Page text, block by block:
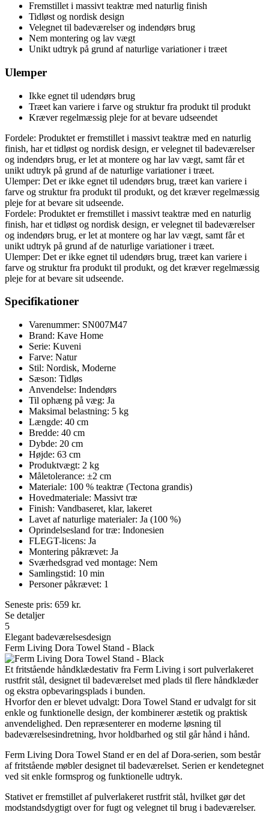
Fremstillet i massivt teaktræ med naturlig finish
Tidløst og nordisk design
Velegnet til badeværelser og indendørs brug
Nem montering og lav vægt
Unikt udtryk på grund af naturlige variationer i træet
Ulemper
Ikke egnet til udendørs brug
Træet kan variere i farve og struktur fra produkt til produkt
Kræver regelmæssig pleje for at bevare udseendet
Fordele: Produktet er fremstillet i massivt teaktræ med en naturlig
finish, har et tidløst og nordisk design, er velegnet til badeværelser
og indendørs brug, er let at montere og har lav vægt, samt får et
unikt udtryk på grund af de naturlige variationer i træet.
Ulemper: Det er ikke egnet til udendørs brug, træet kan variere i
farve og struktur fra produkt til produkt, og det kræver regelmæssig
pleje for at bevare sit udseende.
Fordele: Produktet er fremstillet i massivt teaktræ med en naturlig
finish, har et tidløst og nordisk design, er velegnet til badeværelser
og indendørs brug, er let at montere og har lav vægt, samt får et
unikt udtryk på grund af de naturlige variationer i træet.
Ulemper: Det er ikke egnet til udendørs brug, træet kan variere i
farve og struktur fra produkt til produkt, og det kræver regelmæssig
pleje for at bevare sit udseende.
Specifikationer
Varenummer: SN007M47
Brand: Kave Home
Serie: Kuveni
Farve: Natur
Stil: Nordisk, Moderne
Sæson: Tidløs
Anvendelse: Indendørs
Til ophæng på væg: Ja
Maksimal belastning: 5 kg
Længde: 40 cm
Bredde: 40 cm
Dybde: 20 cm
Højde: 63 cm
Produktvægt: 2 kg
Måletolerance: ±2 cm
Materiale: 100 % teaktræ (Tectona grandis)
Hovedmateriale: Massivt træ
Finish: Vandbaseret, klar, lakeret
Lavet af naturlige materialer: Ja (100 %)
Oprindelsesland for træ: Indonesien
FLEGT-licens: Ja
Montering påkrævet: Ja
Sværhedsgrad ved montage: Nem
Samlingstid: 10 min
Personer påkrævet: 1
Seneste pris: 659 kr.
Se detaljer
5
Elegant badeværelsesdesign
Ferm Living Dora Towel Stand - Black
Et fritstående håndklædestativ fra Ferm Living i sort pulverlakeret
rustfrit stål, designet til badeværelset med plads til flere håndklæder
og ekstra opbevaringsplads i bunden.
Hvorfor den er blevet udvalgt: Dora Towel Stand er udvalgt for sit
enkle og funktionelle design, der kombinerer æstetik og praktisk
anvendelighed. Den repræsenterer en moderne løsning til
badeværelsesindretning, hvor holdbarhed og stil går hånd i hånd.
Ferm Living Dora Towel Stand er en del af Dora-serien, som består
af fritstående møbler designet til badeværelset. Serien er kendetegnet
ved sit enkle formsprog og funktionelle udtryk.
Stativet er fremstillet af pulverlakeret rustfrit stål, hvilket gør det
modstandsdygtigt over for fugt og velegnet til brug i badeværelser.